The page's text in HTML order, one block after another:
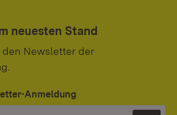
neuesten Stand
den Newsletter der
Anmeldung